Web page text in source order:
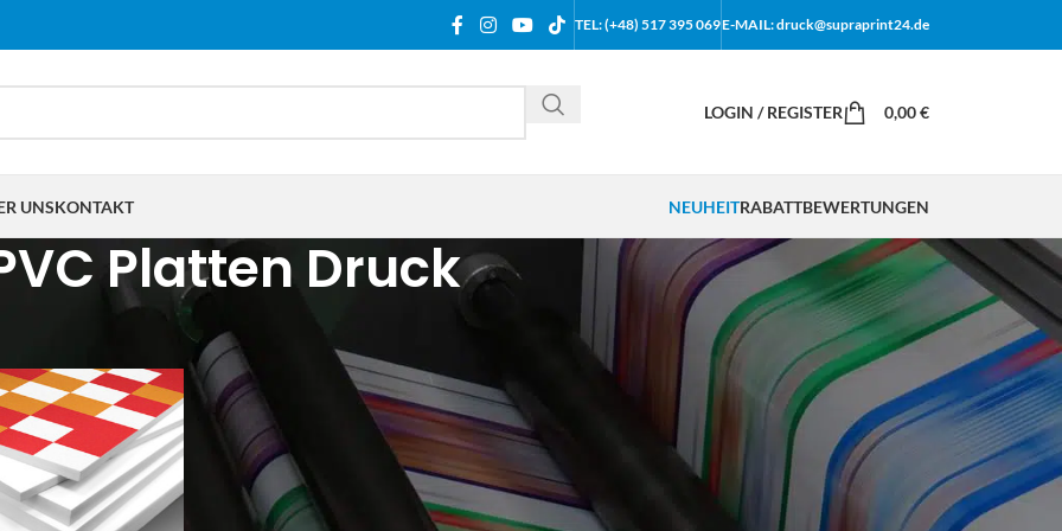
TEL: (+48) 517 395 069E-MAIL: druck@supraprint24.de
LOGIN / REGISTER 0,00€
UNSKONTAKT NEUHEITRABATTBEWERTUNGEN
Platten Druck
mit „PVC Platten Druck“